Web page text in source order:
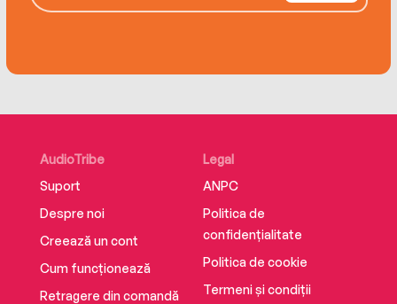
AudioTribe
Suport
Despre noi
Creează un cont
Cum funcționează
Retragere din comandă
Legal
ANPC
Politica de
confidențialitate
Politica de cookie
Termeni și condiții